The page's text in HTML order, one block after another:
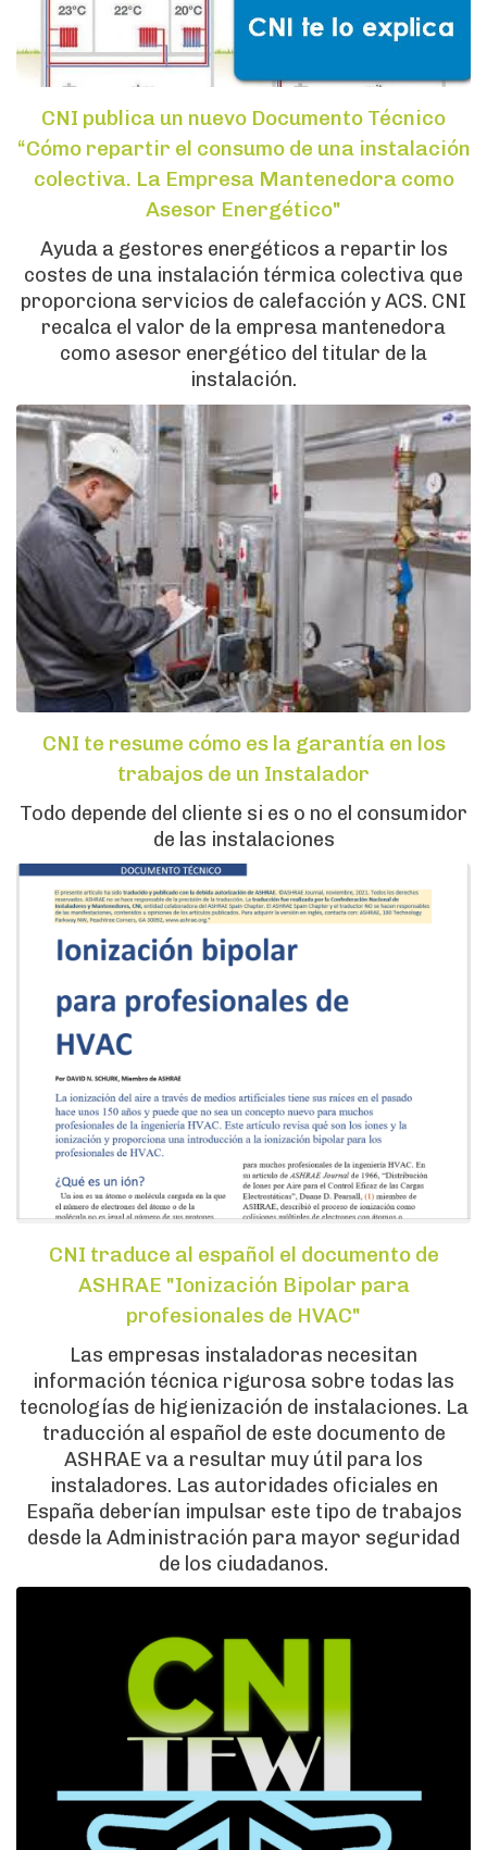
CNI publica un nuevo Documento Técnico
“Cómo repartir el consumo de una instalación
colectiva. La Empresa Mantenedora como
Asesor Energético"
Ayuda a gestores energéticos a repartir los
costes de una instalación térmica colectiva que
proporciona servicios de calefacción y ACS. CNI
recalca el valor de la empresa mantenedora
como asesor energético del titular de la
instalación.
CNI te resume cómo es la garantía en los
trabajos de un Instalador
Todo depende del cliente si es o no el consumidor
de las instalaciones
CNI traduce al español el documento de
ASHRAE "Ionización Bipolar para
profesionales de HVAC"
Las empresas instaladoras necesitan
información técnica rigurosa sobre todas las
tecnologías de higienización de instalaciones. La
traducción al español de este documento de
ASHRAE va a resultar muy útil para los
instaladores. Las autoridades oficiales en
España deberían impulsar este tipo de trabajos
desde la Administración para mayor seguridad
de los ciudadanos.